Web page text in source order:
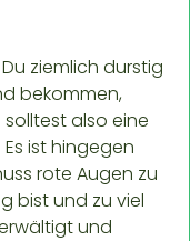
ziemlich durstig
bekommen,
also eine
ist hingegen
rote Augen zu
bist und zu viel
und